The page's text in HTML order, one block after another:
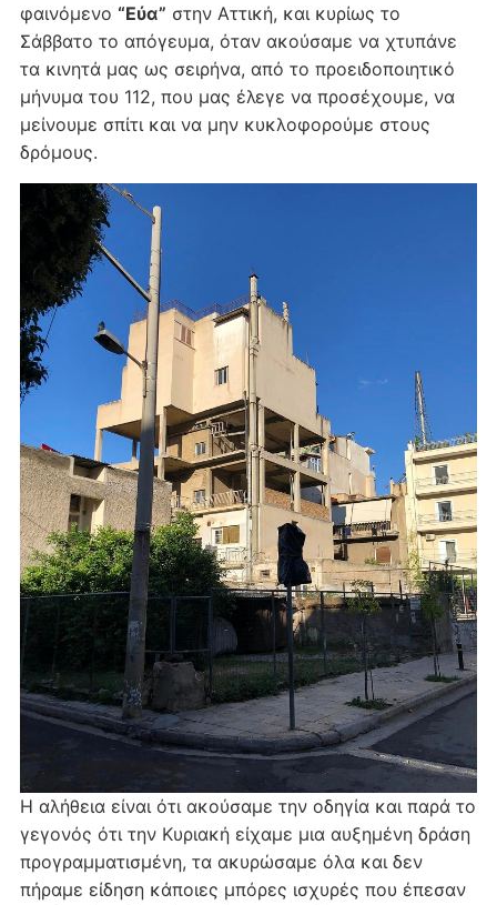
φαινόμενο “Εύα” στην Αττική, και κυρίως το
Σάββατο το απόγευμα, όταν ακούσαμε να χτυπάνε
τα κινητά μας ως σειρήνα, από το προειδοποιητικό
μήνυμα του 112, που μας έλεγε να προσέχουμε, να
μείνουμε σπίτι και να μην κυκλοφορούμε στους
δρόμους.
Η αλήθεια είναι ότι ακούσαμε την οδηγία και παρά το
γεγονός ότι την Κυριακή είχαμε μια αυξημένη δράση
προγραμματισμένη, τα ακυρώσαμε όλα και δεν
πήραμε είδηση κάποιες μπόρες ισχυρές που έπεσαν